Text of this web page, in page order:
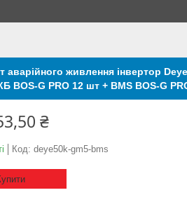
аварійного живлення інвертор
BOS-G PRO 12 шт + BMS BOS-G
₴
Код: deye50k-gm5-bms